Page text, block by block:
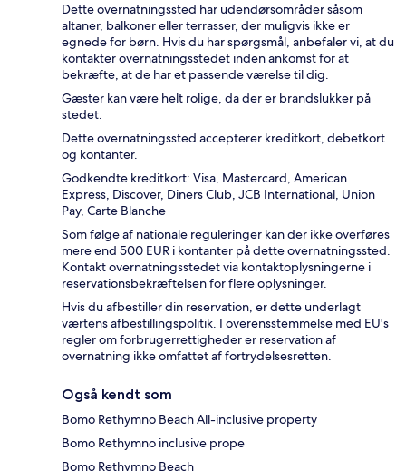
Dette overnatningssted har udendørsområder såsom
altaner, balkoner eller terrasser, der muligvis ikke er
egnede for børn. Hvis du har spørgsmål, anbefaler vi, at du
kontakter overnatningsstedet inden ankomst for at
bekræfte, at de har et passende værelse til dig.
Gæster kan være helt rolige, da der er brandslukker på
stedet.
Dette overnatningssted accepterer kreditkort, debetkort
og kontanter.
Godkendte kreditkort: Visa, Mastercard, American
Express, Discover, Diners Club, JCB International, Union
Pay, Carte Blanche
Som følge af nationale reguleringer kan der ikke overføres
mere end 500 EUR i kontanter på dette overnatningssted.
Kontakt overnatningsstedet via kontaktoplysningerne i
reservationsbekræftelsen for flere oplysninger.
Hvis du afbestiller din reservation, er dette underlagt
værtens afbestillingspolitik. I overensstemmelse med EU's
regler om forbrugerrettigheder er reservation af
overnatning ikke omfattet af fortrydelsesretten.
Også kendt som
Bomo Rethymno Beach All-inclusive property
Bomo Rethymno inclusive prope
Bomo Rethymno Beach